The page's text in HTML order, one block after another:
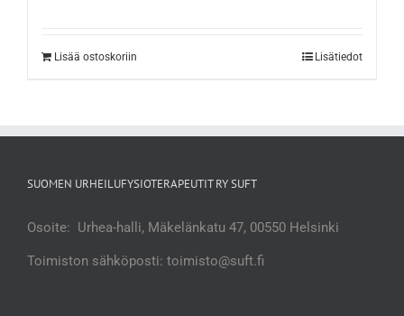
Lisää ostoskoriin Lisätiedot
SUOMEN URHEILUFYSIOTERAPEUTIT RY SUFT
Osoite: Urhea-halli, Mäkelänkatu 47, 00550 Helsinki
Toimiston sähköposti: toimisto@suft.fi